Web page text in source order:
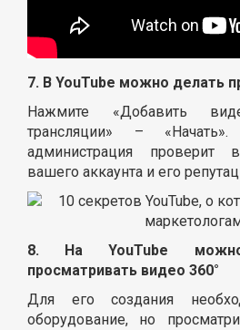
7. В YouTube можно делать
Нажмите «Добавить
трансляции» –
администрация проверит
вашего аккаунта и его
8. На YouTube
просматривать видео 360°
Для его создания
оборудование, но